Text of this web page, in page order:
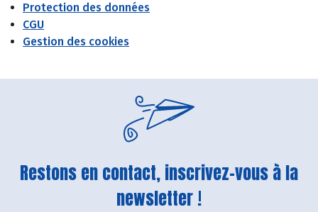
Protection des données
CGU
Gestion des cookies
Restons en contact, inscrivez-vous à la
newsletter !